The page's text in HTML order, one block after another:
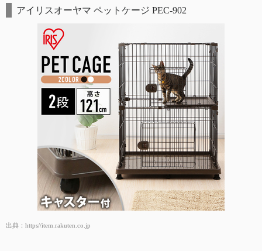
アイリスオーヤマ ペットケージ PEC-902
出典： https//item.rakuten.co.jp